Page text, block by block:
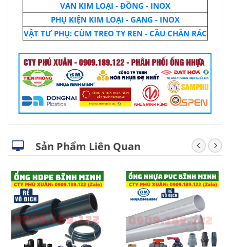
VAN KIM LOẠI - ĐỒNG - INOX
PHỤ KIỆN KIM LOẠI - GANG - INOX
VẬT TƯ PHỤ: CÙM TREO TY REN - CẦU CHẮN RÁC
Sản Phẩm Liên Quan